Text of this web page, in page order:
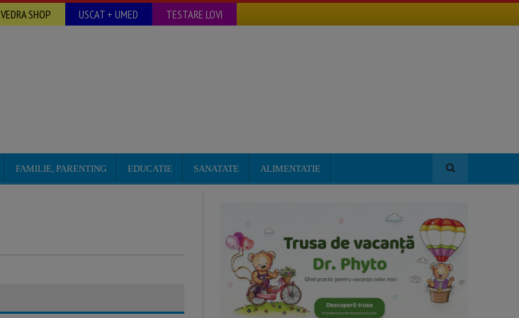
VEDRA SHOP USCAT + UMED TESTARE LOVI
FAMILIE, PARENTING EDUCATIE SANATATE ALIMENTATIE